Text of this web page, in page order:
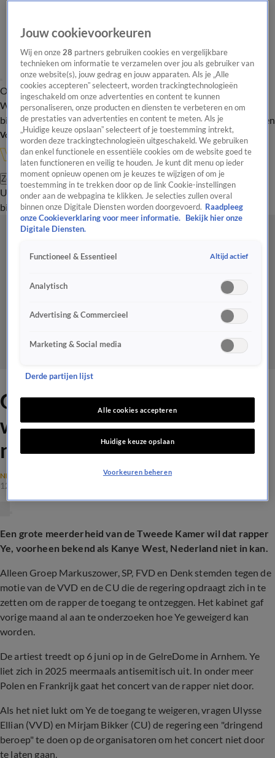
Overzicht Onze programma's Uitzendingen Onze gezichten
In de
WandelgangenInterviewsUitzending
bijwonenPodcastShopVeelgestelde vragenKijkersvraag insturen
Volg Vandaag Inside
Zoeken
UitzendingenVandaag InsideDe OranjezomerShopUitzending
bijwonen
Grote meerderheid Kamer
wil dat rapper Ye het land
niet in kan
NEDERLANDSE POLITIEK
12 mei 2026, 15:50
Een grote meerderheid van de Tweede Kamer wil dat rapper
Ye, voorheen bekend als Kanye West, Nederland niet in kan.
Alleen Groep Markuszower, SP, FVD en Denk stemden tegen de
motie van de VVD en de CU die de regering opdraagt zich in te
zetten om de rapper de toegang te ontzeggen. Het kabinet gaf
vorige maand al aan te onderzoeken hoe Ye geweigerd kan
worden.
De artiest treedt op 6 juni op in de GelreDome in Arnhem. Ye
liet zich in 2025 meermaals antisemitisch uit. In onder meer
Polen en Frankrijk gaat het concert van de rapper niet door.
Als het niet lukt om Ye de toegang te weigeren, vragen Ulysse
Ellian (VVD) en Mirjam Bikker (CU) de regering een "dringend
beroep" te doen op de organisatoren om het concert niet door
te laten gaan.
Jouw cookievoorkeuren
Wij en onze28 partners gebruiken cookies en vergelijkbare
technieken om informatie te verzamelen over jou als gebruiker van
onze website(s), jouw gedrag en jouw apparaten. Als je „Alle
cookies accepteren” selecteert, worden trackingtechnologieën
ingeschakeld om onze advertenties en content te kunnen
personaliseren, onze producten en diensten te verbeteren en om
de prestaties van advertenties en content te meten. Als je
„Huidige keuze opslaan” selecteert of je toestemming intrekt,
worden deze trackingtechnologieën uitgeschakeld. We gebruiken
dan enkel functionele en essentiële cookies om de website goed te
laten functioneren en veilig te houden. Je kunt dit menu op ieder
moment opnieuw openen om je keuzes te wijzigen of om je
toestemming in te trekken door op de link Cookie-instellingen
onder aan de webpagina te klikken. Je selecties zullen overal
binnen onze Digitale Diensten worden doorgevoerd. Raadpleeg
onze Cookieverklaring voor meer informatie.
Bekijk hier onze
Digitale Diensten.
Functioneel & Essentieel Altijd actief
Analytisch
Advertising & Commercieel
Marketing & Social media
Derde partijen lijst
Alle cookies accepteren
Huidige keuze opslaan
Voorkeuren beheren